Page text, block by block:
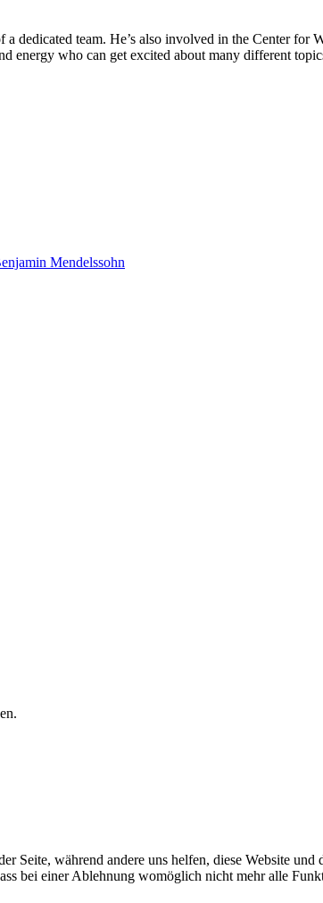
dedicated team. He’s also involved in the Center
energy who can get excited about many different
Mendelssohn
Seite, während andere uns helfen, diese Website
bei einer Ablehnung womöglich nicht mehr alle